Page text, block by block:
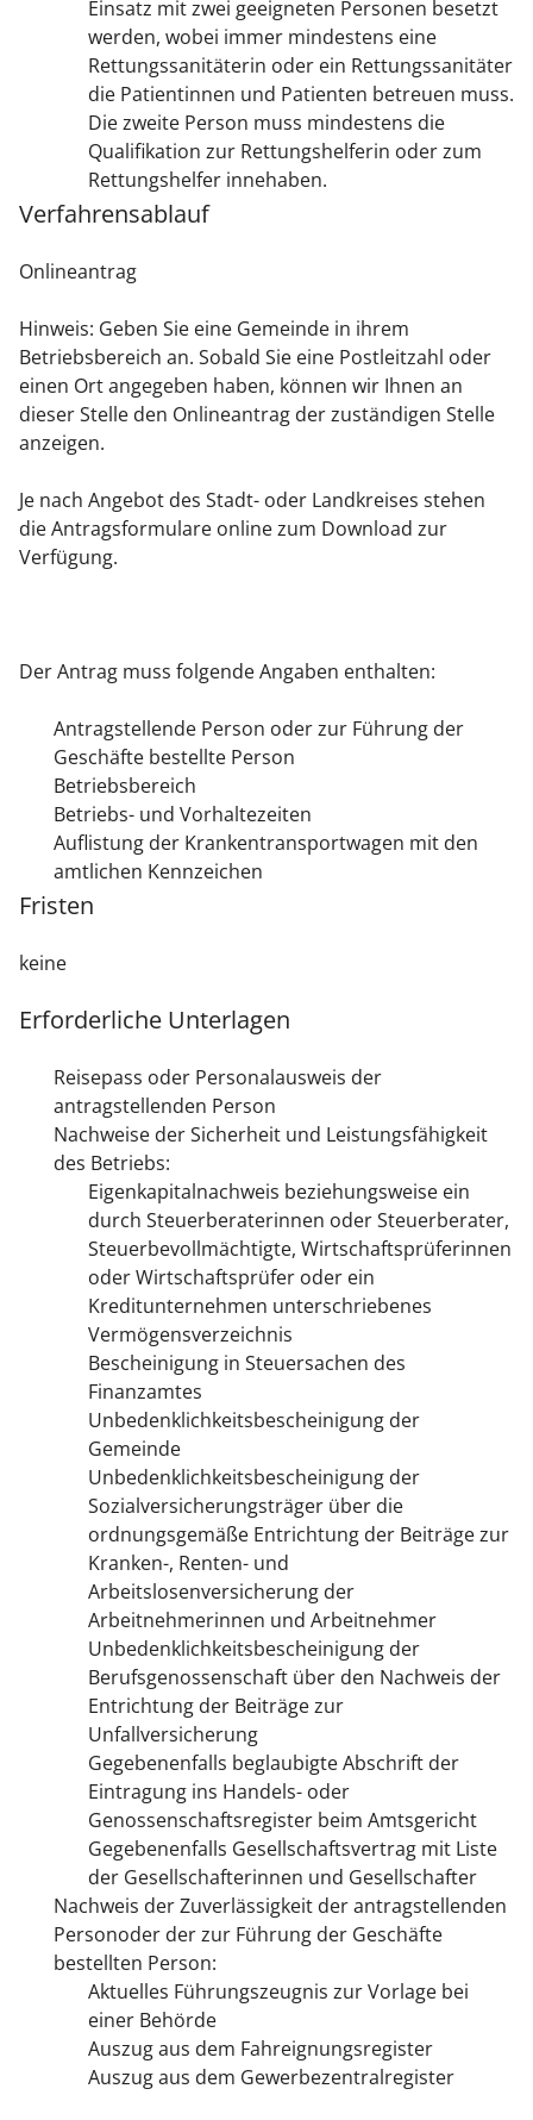
Einsatz mit zwei geeigneten Personen besetzt
werden, wobei immer mindestens eine
Rettungssanitäterin oder ein Rettungssanitäter
die Patientinnen und Patienten betreuen muss.
Die zweite Person muss mindestens die
Qualifikation zur Rettungshelferin oder zum
Rettungshelfer innehaben.
Verfahrensablauf
Onlineantrag
Hinweis: Geben Sie eine Gemeinde in ihrem
Betriebsbereich an. Sobald Sie eine Postleitzahl oder
einen Ort angegeben haben, können wir Ihnen an
dieser Stelle den Onlineantrag der zuständigen Stelle
anzeigen.
Je nach Angebot des Stadt- oder Landkreises stehen
die Antragsformulare online zum Download zur
Verfügung.
Der Antrag muss folgende Angaben enthalten:
Antragstellende Person oder zur Führung der
Geschäfte bestellte Person
Betriebsbereich
Betriebs- und Vorhaltezeiten
Auflistung der Krankentransportwagen mit den
amtlichen Kennzeichen
Fristen
keine
Erforderliche Unterlagen
Reisepass oder Personalausweis der
antragstellenden Person
Nachweise der Sicherheit und Leistungsfähigkeit
des Betriebs:
Eigenkapitalnachweis beziehungsweise ein
durch Steuerberaterinnen oder Steuerberater,
Steuerbevollmächtigte, Wirtschaftsprüferinnen
oder Wirtschaftsprüfer oder ein
Kreditunternehmen unterschriebenes
Vermögensverzeichnis
Bescheinigung in Steuersachen des
Finanzamtes
Unbedenklichkeitsbescheinigung der
Gemeinde
Unbedenklichkeitsbescheinigung der
Sozialversicherungsträger über die
ordnungsgemäße Entrichtung der Beiträge zur
Kranken-, Renten- und
Arbeitslosenversicherung der
Arbeitnehmerinnen und Arbeitnehmer
Unbedenklichkeitsbescheinigung der
Berufsgenossenschaft über den Nachweis der
Entrichtung der Beiträge zur
Unfallversicherung
Gegebenenfalls beglaubigte Abschrift der
Eintragung ins Handels- oder
Genossenschaftsregister beim Amtsgericht
Gegebenenfalls Gesellschaftsvertrag mit Liste
der Gesellschafterinnen und Gesellschafter
Nachweis der Zuverlässigkeit der antragstellenden
Personoder der zur Führung der Geschäfte
bestellten Person:
Aktuelles Führungszeugnis zur Vorlage bei
einer Behörde
Auszug aus dem Fahreignungsregister
Auszug aus dem Gewerbezentralregister